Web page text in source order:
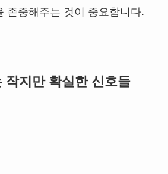
존중해주는 것이 중요합니다.
작지만 확실한 신호들